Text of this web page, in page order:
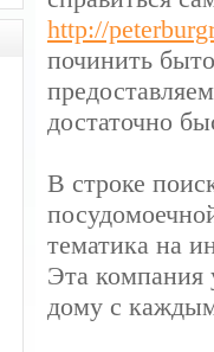
http://
починить
достаточно
В строке
тематика на
Эта компания
дому с